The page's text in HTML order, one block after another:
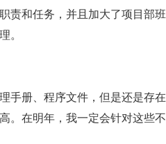
责和任务，并且加大了项目部班
。
手册、程序文件，但是还是存在
。在明年，我一定会针对这些不